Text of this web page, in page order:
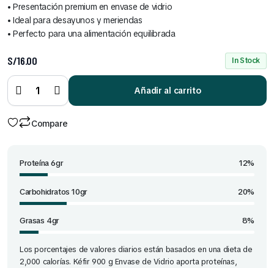
• Presentación premium en envase de vidrio
• Ideal para desayunos y meriendas
• Perfecto para una alimentación equilibrada
S/16.00 In Stock
900 g
envase
de
vidreo
Añadir al carrito
Compare
Proteína 6gr 12%
Carbohidratos 10gr 20%
Grasas 4gr 8%
Los porcentajes de valores diarios están basados en una dieta de
2,000 calorías. Kéfir 900 g Envase de Vidrio aporta proteínas,